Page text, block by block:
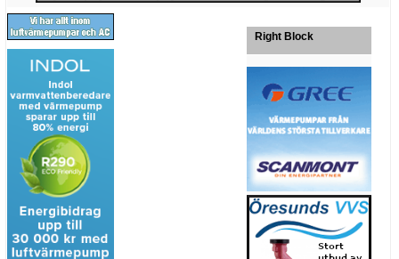
Right Block